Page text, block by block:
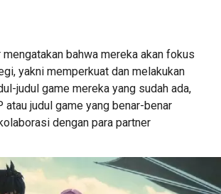
bahwa mereka akan fokus
yakni memperkuat dan melakukan
judul game mereka yang sudah ada,
atau judul game yang benar-benar
dengan para partner